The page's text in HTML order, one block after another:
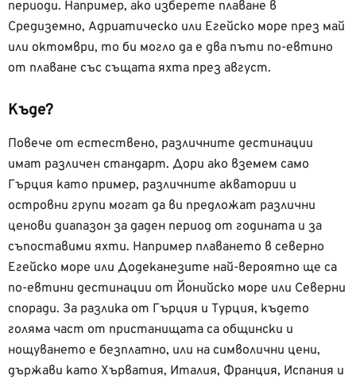
периоди. Например, ако изберете плаване в
Средиземно, Адриатическо или Егейско море през май
или октомври, то би могло да е два пъти по-евтино
от плаване със същата яхта през август.
Къде?
Повече от естествено, различните дестинации
имат различен стандарт. Дори ако вземем само
Гърция като пример, различните акватории и
островни групи могат да ви предложат различни
ценови диапазон за даден период от годината и за
съпоставими яхти. Например плаването в северно
Егейско море или Додеканезите най-вероятно ще са
по-евтини дестинации от Йонийско море или Северни
споради. За разлика от Гърция и Турция, където
голяма част от пристанищата са общински и
нощуването е безплатно, или на символични цени,
държави като Хърватия, Италия, Франция, Испания и